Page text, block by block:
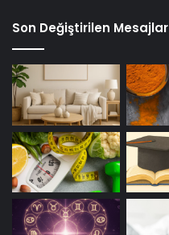
Son Değiştirilen Mesajlar